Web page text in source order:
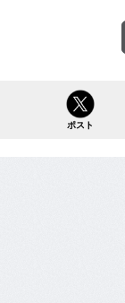
ポスト